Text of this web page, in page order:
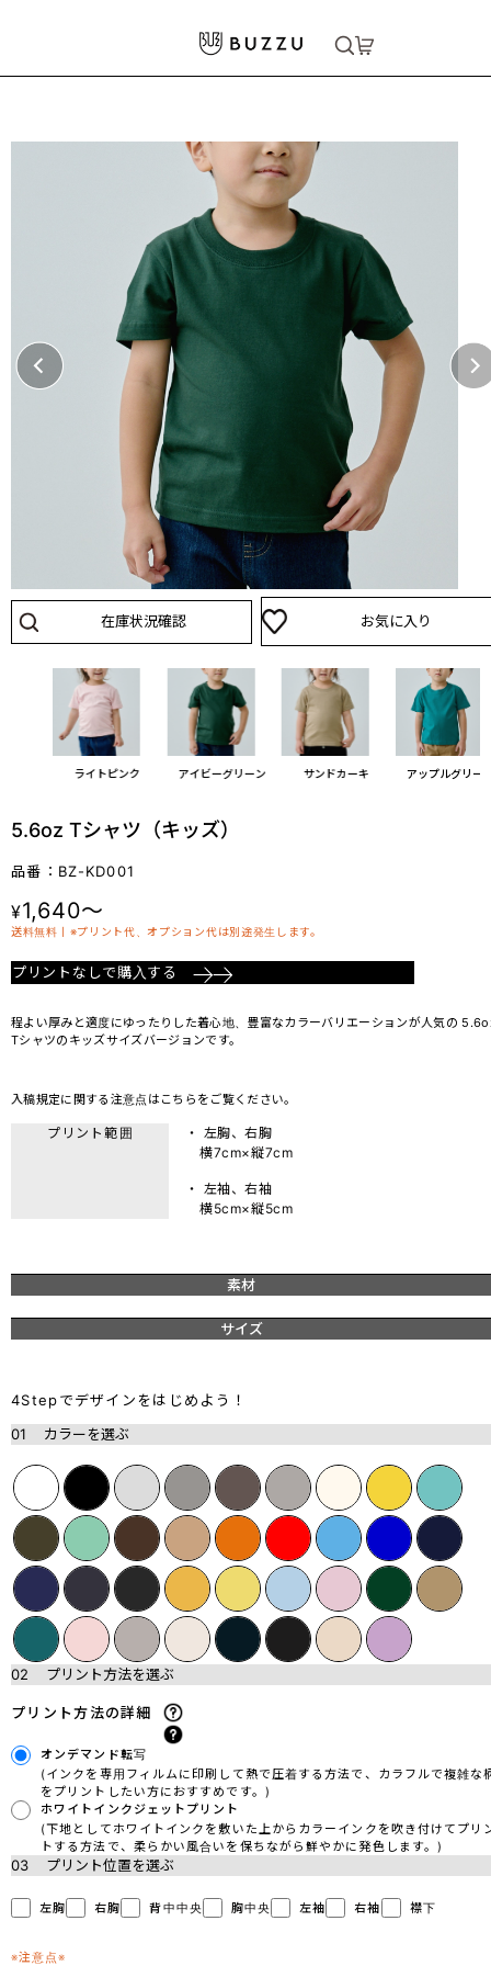
5.6oz Tシャツ（キッズ）
在庫状況確認 お気に入り
ライトピンク アイビーグリーン サンドカーキ アップルグリー
5.6oz Tシャツ（キッズ）
品番：BZ-KD001
¥1,640～
送料無料丨※プリント代、オプション代は別途発生します。
プリントなしで購入する
程よい厚みと適度にゆったりした着心地、豊富なカラーバリエーションが人気の
Tシャツのキッズサイズバージョンです。
入稿規定に関する注意点は こちら をご覧ください。
プリント範囲
・ 左胸、右胸
横7cm×縦7cm
・ 左袖、右袖
横5cm×縦5cm
素材
サイズ
4Stepでデザインをはじめよう！
01
カラーを選ぶ
02 プリント方法を選ぶ
プリント方法の詳細
オンデマンド転写
(インクを専用フィルムに印刷して熱で圧着する方法で、カラフルで複雑な
をプリントしたい方におすすめです。)
ホワイトインクジェットプリント
(下地としてホワイトインクを敷いた上からカラーインクを吹き付けてプリ
トする方法で、柔らかい風合いを保ちながら鮮やかに発色します。)
03 プリント位置を選ぶ
左胸 右胸 背中中央 胸中央 左袖 右袖 襟下
※注意点※